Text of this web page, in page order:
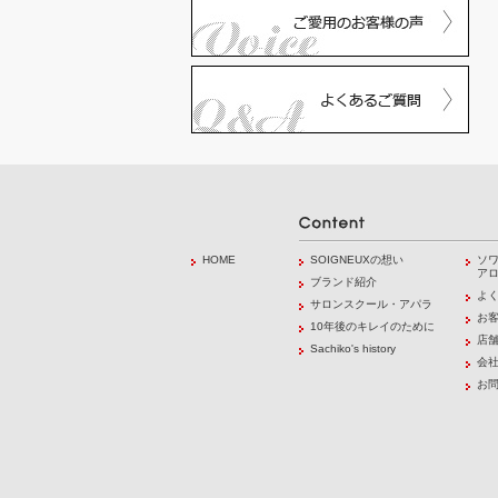
HOME
SOIGNEUXの想い
ブランド紹介
サロンスクール・アパラ
10年後のキレイのために
Sachiko's history
ソ
ア
よ
お
店
会
お